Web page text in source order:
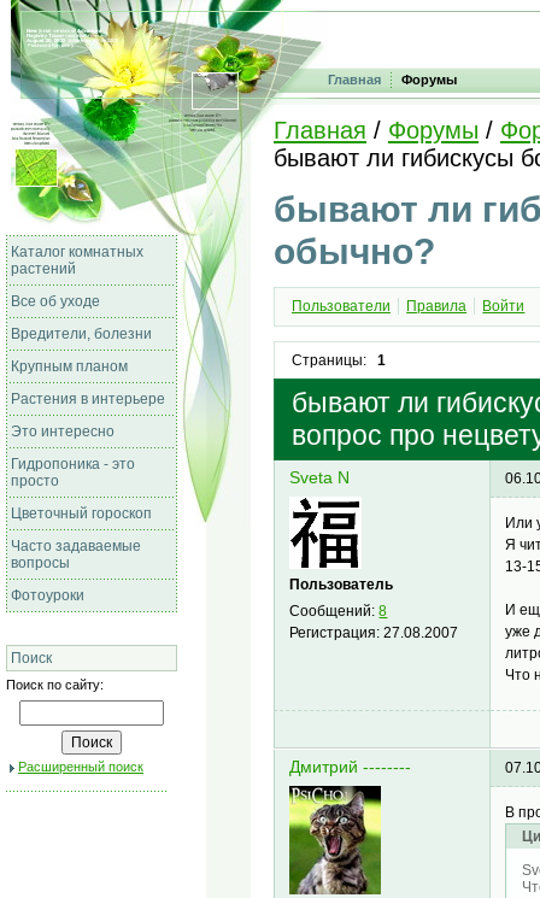
Главная Форумы
Каталог комнатных
растений
Все об уходе
Вредители, болезни
Крупным планом
Растения в интерьере
Это интересно
Гидропоника - это
просто
Цветочный гороскоп
Часто задаваемые
вопросы
Фотоуроки
Поиск
Поиск по сайту:
Расширенный поиск
Главная / Форумы /
бывают ли гибискусы
бывают ли
обычно?
Пользователи Правила Войти
Страницы: 1
бывают ли
вопрос про
Sveta N
Пользователь
Сообщений:8
Регистрация:27.08.2007
Или
Я
13-
И
уже
Что
Дмитрий --------
В